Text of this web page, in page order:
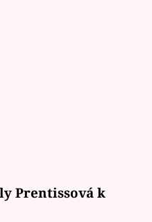
Prentissová k